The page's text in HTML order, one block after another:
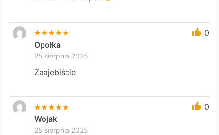
0
Opołka
25 sierpnia 2025
Zaajebiście
0
Wojak
25 sierpnia 2025